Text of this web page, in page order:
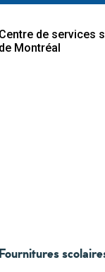
Centre de services
de Montréal
Fournitures